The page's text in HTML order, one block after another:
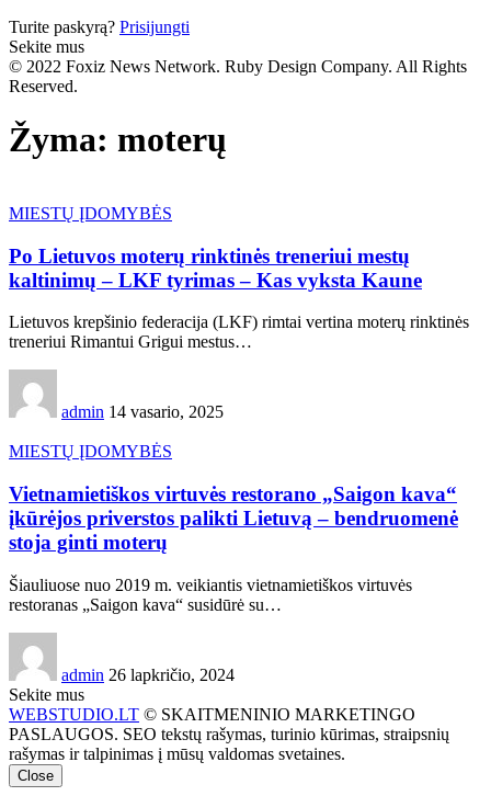
Turite paskyrą? Prisijungti
Sekite mus
© 2022 Foxiz News Network. Ruby Design Company. All Rights
Reserved.
Žyma: moterų
MIESTŲ ĮDOMYBĖS
Po Lietuvos moterų rinktinės treneriui mestų
kaltinimų – LKF tyrimas – Kas vyksta Kaune
Lietuvos krepšinio federacija (LKF) rimtai vertina moterų rinktinės
treneriui Rimantui Grigui mestus…
admin 14 vasario, 2025
MIESTŲ ĮDOMYBĖS
Vietnamietiškos virtuvės restorano „Saigon kava“
įkūrėjos priverstos palikti Lietuvą – bendruomenė
stoja ginti moterų
Šiauliuose nuo 2019 m. veikiantis vietnamietiškos virtuvės
restoranas „Saigon kava“ susidūrė su…
admin 26 lapkričio, 2024
Sekite mus
WEBSTUDIO.LT © SKAITMENINIO MARKETINGO
PASLAUGOS. SEO tekstų rašymas, turinio kūrimas, straipsnių
rašymas ir talpinimas į mūsų valdomas svetaines.
Close